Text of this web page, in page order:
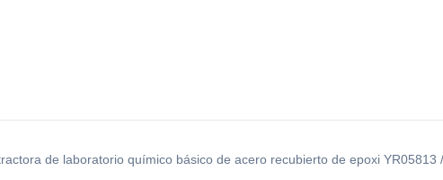
de laboratorio químico básico de acero recubierto de epoxi YR05813